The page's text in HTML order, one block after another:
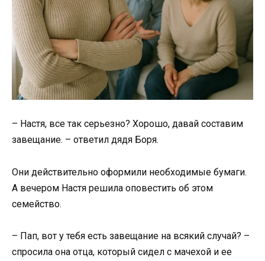
– Настя, все так серьезно? Хорошо, давай составим
завещание. – ответил дядя Боря.
Они действительно оформили необходимые бумаги.
А вечером Настя решила оповестить об этом
семейство.
– Пап, вот у тебя есть завещание на всякий случай? –
спросила она отца, который сидел с мачехой и ее